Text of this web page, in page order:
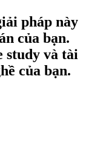
pháp này
của bạn.
study và tài
của bạn.